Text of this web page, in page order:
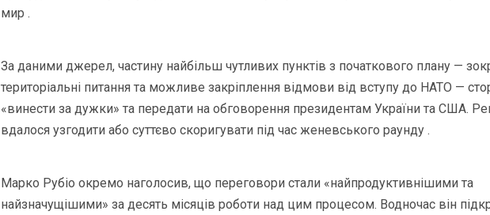
мир .
За даними джерел, частину найбільш чутливих пунктів з початкового плану —
територіальні питання та можливе закріплення відмови від вступу до НАТО —
«винести за дужки» та передати на обговорення президентам України та США.
вдалося узгодити або суттєво скоригувати під час женевського раунду .
Марко Рубіо окремо наголосив, що переговори стали «найпродуктивнішими та
найзначущішими» за десять місяців роботи над цим процесом. Водночас він